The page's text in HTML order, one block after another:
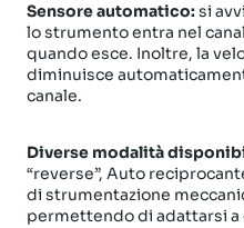
Sensore automatico:si
lo strumento entra nel
quando esce. Inoltre, la
diminuisce
canale.
Diverse modalità
“reverse”, Auto
di strumentazione
permettendo di adattarsi